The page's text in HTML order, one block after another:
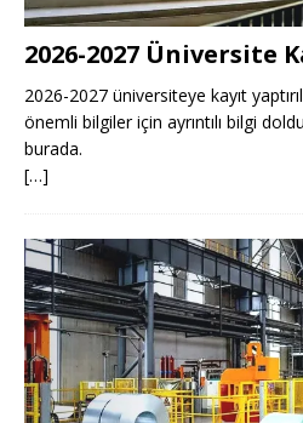
2026-2027 Üniversite
2026-2027 üniversiteye kayıt
önemli bilgiler için ayrıntılı bilgi
burada.
[…]